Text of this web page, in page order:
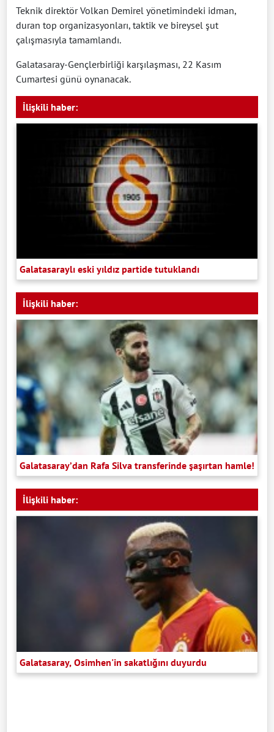
Teknik direktör Volkan Demirel yönetimindeki idman,
duran top organizasyonları, taktik ve bireysel şut
çalışmasıyla tamamlandı.
Galatasaray-Gençlerbirliği karşılaşması, 22 Kasım
Cumartesi günü oynanacak.
İlişkili haber:
Galatasaraylı eski yıldız partide tutuklandı
İlişkili haber:
Galatasaray’dan Rafa Silva transferinde şaşırtan hamle!
İlişkili haber:
Galatasaray, Osimhen'in sakatlığını duyurdu